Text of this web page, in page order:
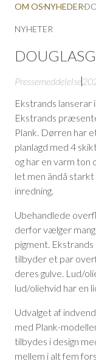
OM OSNYHEDER
NYHETER
Pressemeddelelse
Ekstrands lanserar
Ekstrands
Plank. Dørren har
planlagd med 4
og har en varm
let men ändå
inredning.
Ubehandlede
derfor vælger
pigment.
tilbyder et par
deres gulve. Lud/
lud/oliehvid har en
Udvalget af
med Plank-
tilbydes i design
mellem i alt fem